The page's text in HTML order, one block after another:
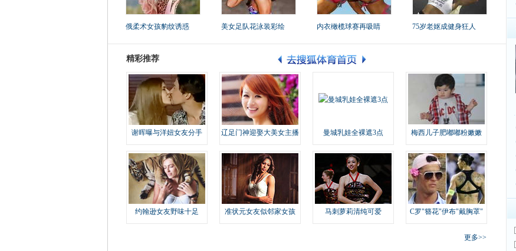
俄柔术女孩豹纹诱惑 美女足队花泳装彩绘 内衣橄榄球赛再吸睛 75岁老妪成健身狂人
精彩推荐
谢晖曝与洋妞女友分手 辽足门神迎娶大美女主播 曼城乳娃全裸遮3点 梅西儿子肥嘟嘟粉嫩嫩
约翰逊女友野味十足 准状元女友似邻家女孩 马刺萝莉清纯可爱 C罗"簪花"伊布"戴胸罩"
更多>>